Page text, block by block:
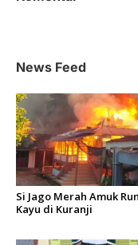
o
s
News Feed
Si Jago Merah Amuk
Kayu di Kuranji